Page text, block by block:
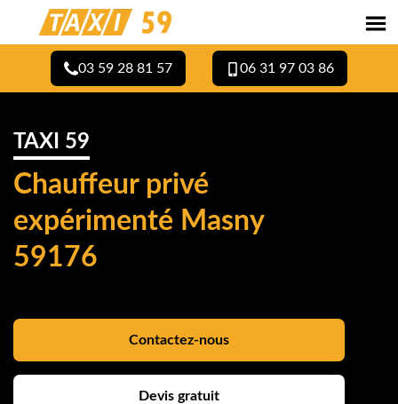
03 59 28 81 57 06 31 97 03 86
TAXI 59
Chauffeur privé
expérimenté Masny
59176
Contactez-nous
Devis gratuit